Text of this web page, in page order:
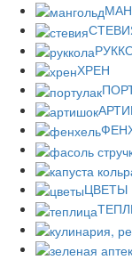
ХРЕН
ЦВЕТЫ